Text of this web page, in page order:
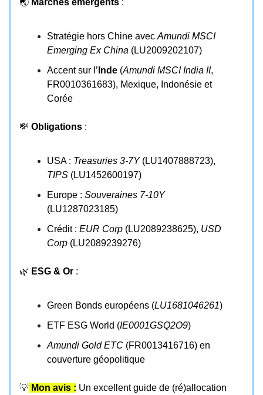
🌏 Marchés émergents :
Stratégie hors Chine avecAmundi MSCI
Emerging Ex China (LU2009202107)
Accent sur l’ Inde (Amundi MSCI India II,
FR0010361683), Mexique, Indonésie et
Corée
💸 Obligations :
USA : Treasuries 3-7Y (LU1407888723),
TIPS (LU1452600197)
Europe : Souveraines 7-10Y
(LU1287023185)
Crédit : EUR Corp (LU2089238625), USD
Corp (LU2089239276)
🌿 ESG & Or :
Green Bonds européens (LU1681046261)
ETF ESG World (IE0001GSQ2O9)
Amundi Gold ETC (FR0013416716) en
couverture géopolitique
💡 Mon avis : Un excellent guide de (ré)allocation